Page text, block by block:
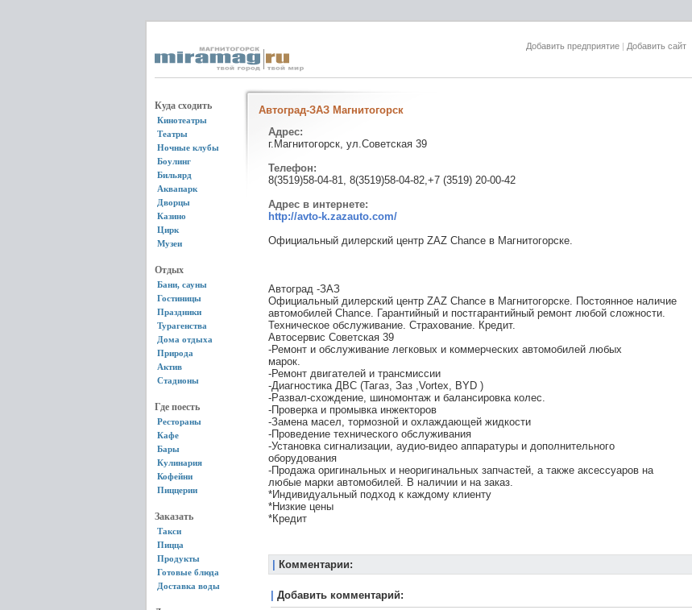
Добавить предприятие | Добавить сайт
Куда сходить
Кинотеатры
Театры
Ночные клубы
Боулинг
Бильярд
Аквапарк
Дворцы
Казино
Цирк
Музеи
Отдых
Бани, сауны
Гостиницы
Праздники
Турагенства
Дома отдыха
Природа
Актив
Стадионы
Где поесть
Рестораны
Кафе
Бары
Кулинария
Кофейни
Пиццерии
Заказать
Такси
Пицца
Продукты
Готовые блюда
Доставка воды
Автоград-ЗАЗ Магнитогорск
Адрес:
г.Магнитогорск, ул.Советская 39
Телефон:
8(3519)58-04-81, 8(3519)58-04-82,+7 (3519) 20-00-42
Адрес в интернете:
http://avto-k.zazauto.com/
Официальный дилерский центр ZAZ Chance в Магнитогорске.
Автоград -ЗАЗ
Официальный дилерский центр ZAZ Chance в Магнитогорске. Постоянное наличие
автомобилей Chance. Гарантийный и постгарантийный ремонт любой сложности.
Техническое обслуживание. Страхование. Кредит.
Автосервис Советская 39
-Ремонт и обслуживание легковых и коммерческих автомобилей любых
марок.
-Ремонт двигателей и трансмиссии
-Диагностика ДВС (Тагаз, Заз ,Vortex, BYD )
-Развал-схождение, шиномонтаж и балансировка колес.
-Проверка и промывка инжекторов
-Замена масел, тормозной и охлаждающей жидкости
-Проведение технического обслуживания
-Установка сигнализации, аудио-видео аппаратуры и дополнительного
оборудования
-Продажа оригинальных и неоригинальных запчастей, а также аксессуаров на
любые марки автомобилей. В наличии и на заказ.
*Индивидуальный подход к каждому клиенту
*Низкие цены
*Кредит
Комментарии:
Добавить комментарий: